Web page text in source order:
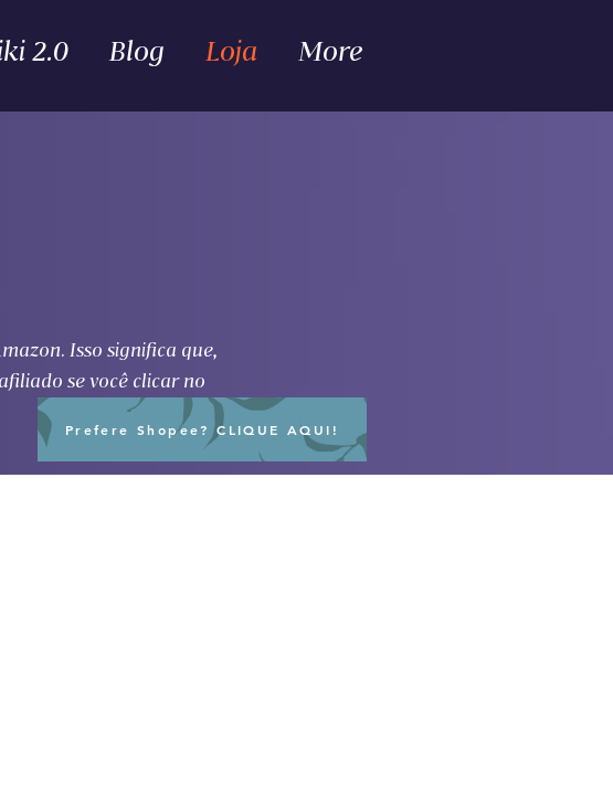
2.0 Blog Loja More
Isso significa que,
se você clicar no
Prefere Shopee? CLIQUE AQUI!